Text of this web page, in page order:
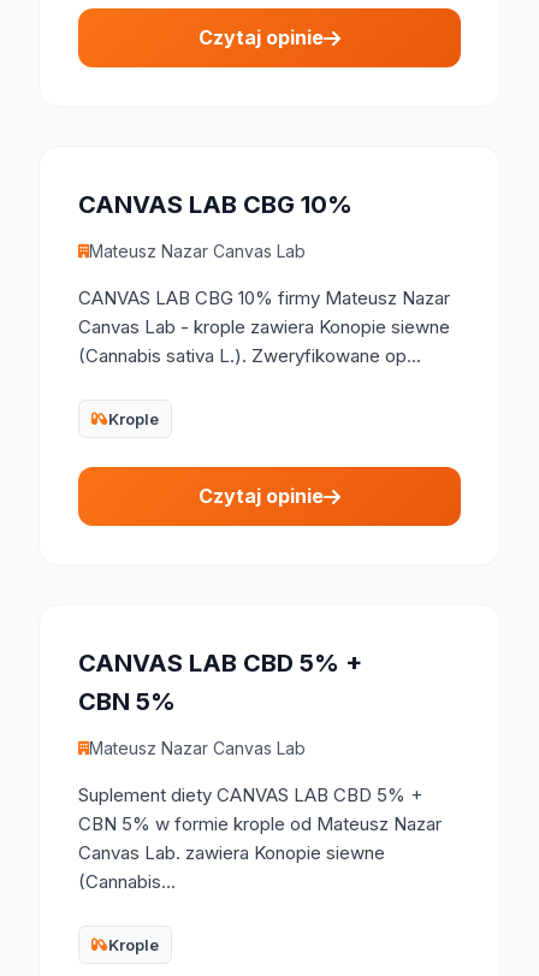
Czytaj opinie
CANVAS LAB CBG 10%
Mateusz Nazar Canvas Lab
CANVAS LAB CBG 10% firmy Mateusz Nazar
Canvas Lab - krople zawiera Konopie siewne
(Cannabis sativa L.). Zweryfikowane op...
Krople
Czytaj opinie
CANVAS LAB CBD 5% +
CBN 5%
Mateusz Nazar Canvas Lab
Suplement diety CANVAS LAB CBD 5% +
CBN 5% w formie krople od Mateusz Nazar
Canvas Lab. zawiera Konopie siewne
(Cannabis...
Krople